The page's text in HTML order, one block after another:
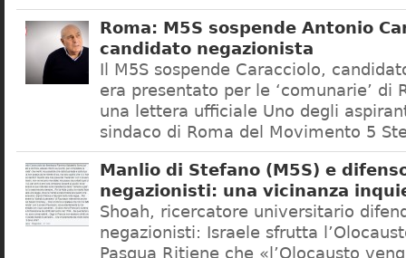
Roma: M5S sospende Antonio
candidato negazionista
Il M5S sospende Caracciolo,
era presentato per le ‘comunarie’ di
una lettera ufficiale Uno degli
sindaco di Roma del Movimento 5
Manlio di Stefano (M5S) e
negazionisti: una vicinanza
Shoah, ricercatore universitario
negazionisti: Israele sfrutta
Pasqua Ritiene che «l’Olocausto